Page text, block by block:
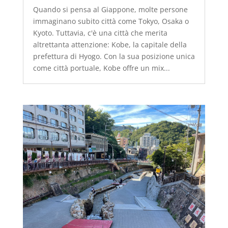
Quando si pensa al Giappone, molte persone
immaginano subito città come Tokyo, Osaka o
Kyoto. Tuttavia, c'è una città che merita
altrettanta attenzione: Kobe, la capitale della
prefettura di Hyogo. Con la sua posizione unica
come città portuale, Kobe offre un mix...